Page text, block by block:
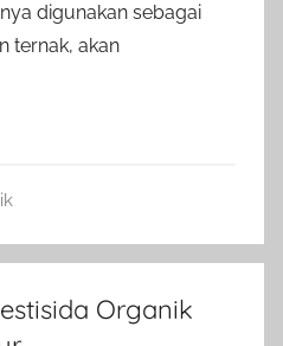
digunakan sebagai
ternak, akan
Organik